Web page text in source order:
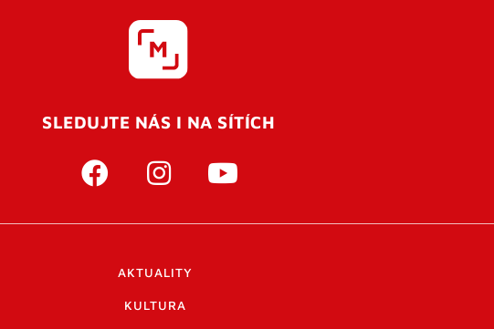
SLEDUJTE NÁS I NA SÍTÍCH
AKTUALITY
KULTURA